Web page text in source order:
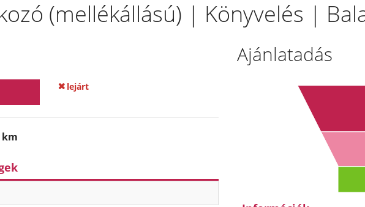
(mellékállású) | Könyvelés |
lejárt
Ajánlatadás